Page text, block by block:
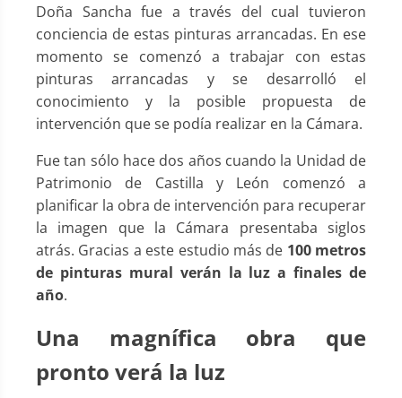
Doña Sancha fue a través del cual tuvieron
conciencia de estas pinturas arrancadas. En ese
momento se comenzó a trabajar con estas
pinturas arrancadas y se desarrolló el
conocimiento y la posible propuesta de
intervención que se podía realizar en la Cámara.
Fue tan sólo hace dos años cuando la Unidad de
Patrimonio de Castilla y León comenzó a
planificar la obra de intervención para recuperar
la imagen que la Cámara presentaba siglos
atrás. Gracias a este estudio más de 100 metros
de pinturas mural verán la luz a finales de
año.
Una magnífica obra que
pronto verá la luz